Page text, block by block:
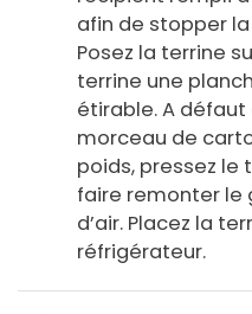
afin de stopper
Posez la terrine
terrine une
étirable. A
morceau de
poids, pressez
faire remonter le
d’air. Placez la
réfrigérateur.